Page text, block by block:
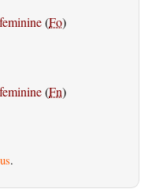
(Fo)
(Fn)
.